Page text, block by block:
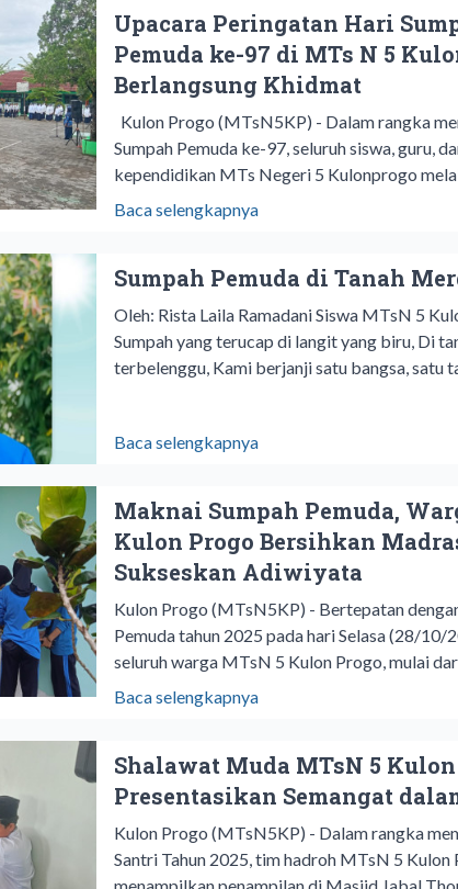
Upacara Peringatan Hari
Pemuda ke-97 di MTs N 5
Berlangsung Khidmat
Kulon Progo (MTsN5KP) - Dalam rangka
Sumpah Pemuda ke-97, seluruh siswa, guru,
kependidikan MTs Negeri 5 Kulonprogo
Baca selengkapnya
Sumpah Pemuda di Tanah
Oleh: Rista Laila Ramadani Siswa MTsN 5
Sumpah yang terucap di langit yang biru, Di
terbelenggu, Kami berjanji satu bangsa, satu
Baca selengkapnya
Maknai Sumpah Pemuda,
Kulon Progo Bersihkan
Sukseskan Adiwiyata
Kulon Progo (MTsN5KP) - Bertepatan
Pemuda tahun 2025 pada hari Selasa (28/10/
seluruh warga MTsN 5 Kulon Progo, mulai
Baca selengkapnya
Shalawat Muda MTsN 5
Presentasikan Semangat
Kulon Progo (MTsN5KP) - Dalam rangka
Santri Tahun 2025, tim hadroh MTsN 5 Kulon